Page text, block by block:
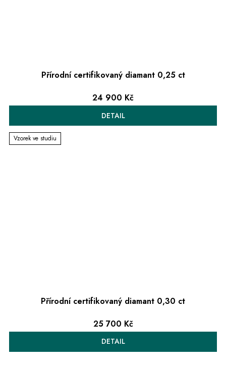
Přírodní certifikovaný diamant 0,25 ct
24 900 Kč
DETAIL
Vzorek ve studiu
Přírodní certifikovaný diamant 0,30 ct
25 700 Kč
DETAIL